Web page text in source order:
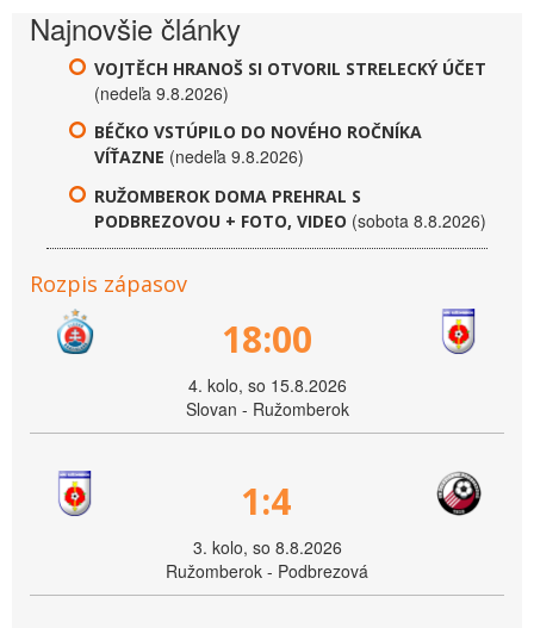
Najnovšie články
VOJTĚCH HRANOŠ SI OTVORIL STRELECKÝ ÚČET
(nedeľa 9.8.2026)
BÉČKO VSTÚPILO DO NOVÉHO ROČNÍKA
VÍŤAZNE (nedeľa 9.8.2026)
RUŽOMBEROK DOMA PREHRAL S
PODBREZOVOU + FOTO, VIDEO (sobota 8.8.2026)
Rozpis zápasov
18:00
4. kolo, so 15.8.2026
Slovan - Ružomberok
1:4
3. kolo, so 8.8.2026
Ružomberok - Podbrezová